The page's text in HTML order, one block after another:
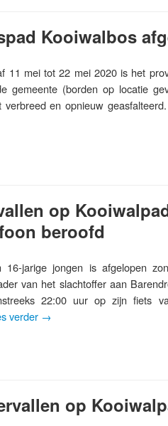
Kooiwalbos
11 mei tot 22 mei 2020 is het
gemeente (borden op locatie
verbreed en opnieuw
op
beroofd
jarige jongen is afgelopen
van het slachtoffer aan
22:00 uur op zijn fiets
verder →
op